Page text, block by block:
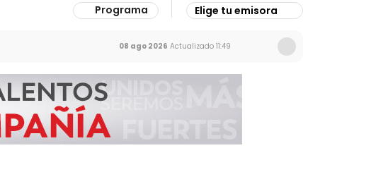
Programa Elige tu emisora
08 ago 2026 Actualizado 11:49